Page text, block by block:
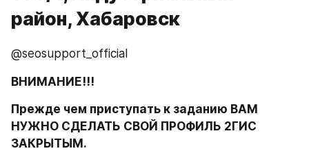
район, Хабаровск
@seosupport_official
ВНИМАНИЕ!!!
Прежде чем приступать к заданию ВАМ
НУЖНО СДЕЛАТЬ СВОЙ ПРОФИЛЬ 2ГИС
ЗАКРЫТЫМ.